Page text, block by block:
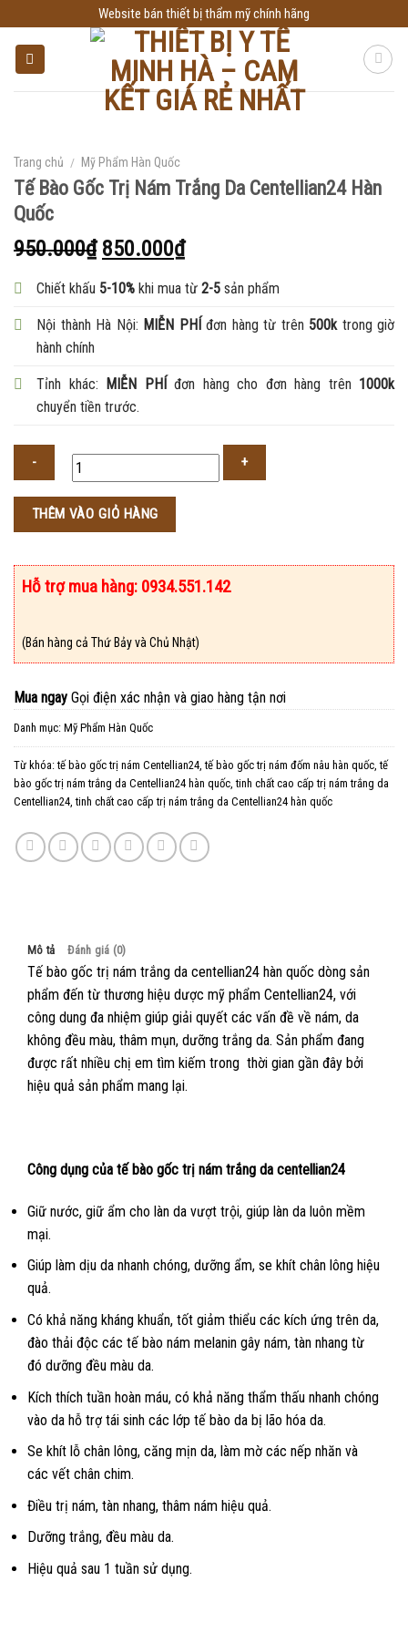
to
content
Website bán thiết bị thẩm mỹ chính hãng
Trang chủ / Mỹ Phẩm Hàn Quốc
Tế Bào Gốc Trị Nám Trắng Da Centellian24 Hàn
Quốc
950.000₫ 850.000₫
Chiết khấu 5-10% khi mua từ 2-5 sản phẩm
Nội thành Hà Nội: MIỄN PHÍđơn hàng từ trên 500k trong giờ
hành chính
Tỉnh khác: MIỄN PHÍđơn hàng cho đơn hàng trên 1000k
chuyển tiền trước.
THÊM VÀO GIỎ HÀNG
Hỗ trợ mua hàng: 0934.551.142
(Bán hàng cả Thứ Bảy và Chủ Nhật)
Mua ngay Gọi điện xác nhận và giao hàng tận nơi
Danh mục: Mỹ Phẩm Hàn Quốc
Từ khóa:tế bào gốc trị nám Centellian24,tế bào gốc trị nám đốm nâu hàn quốc,tế
bào gốc trị nám trắng da Centellian24 hàn quốc,tinh chất cao cấp trị nám trắng da
Centellian24,tinh chất cao cấp trị nám trắng da Centellian24 hàn quốc
Mô tả Đánh giá (0)
Tế bào gốc trị nám trắng da centellian24 hàn quốc dòng sản
phẩm đến từ thương hiệu dược mỹ phẩm Centellian24, với
công dung đa nhiệm giúp giải quyết các vấn đề về nám, da
không đều màu, thâm mụn, dưỡng trắng da. Sản phẩm đang
được rất nhiều chị em tìm kiếm trong thời gian gần đây bởi
hiệu quả sản phẩm mang lại.
Công dụng của tế bào gốc trị nám trắng da centellian24
Giữ nước, giữ ẩm cho làn da vượt trội, giúp làn da luôn mềm
mại.
Giúp làm dịu da nhanh chóng, dưỡng ẩm, se khít chân lông hiệu
quả.
Có khả năng kháng khuẩn, tốt giảm thiểu các kích ứng trên da,
đào thải độc các tế bào nám melanin gây nám, tàn nhang từ
đó dưỡng đều màu da.
Kích thích tuần hoàn máu, có khả năng thẩm thấu nhanh chóng
vào da hỗ trợ tái sinh các lớp tế bào da bị lão hóa da.
Se khít lỗ chân lông, căng mịn da, làm mờ các nếp nhăn và
các vết chân chim.
Điều trị nám, tàn nhang, thâm nám hiệu quả.
Dưỡng trắng, đều màu da.
Hiệu quả sau 1 tuần sử dụng.